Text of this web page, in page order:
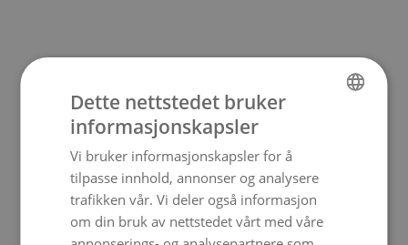
ENGLISH
Dette nettstedet bruker
informasjonskapsler
Vi bruker informasjonskapsler for å
tilpasse innhold, annonser og analysere
trafikken vår. Vi deler også informasjon
om din bruk av nettstedet vårt med våre